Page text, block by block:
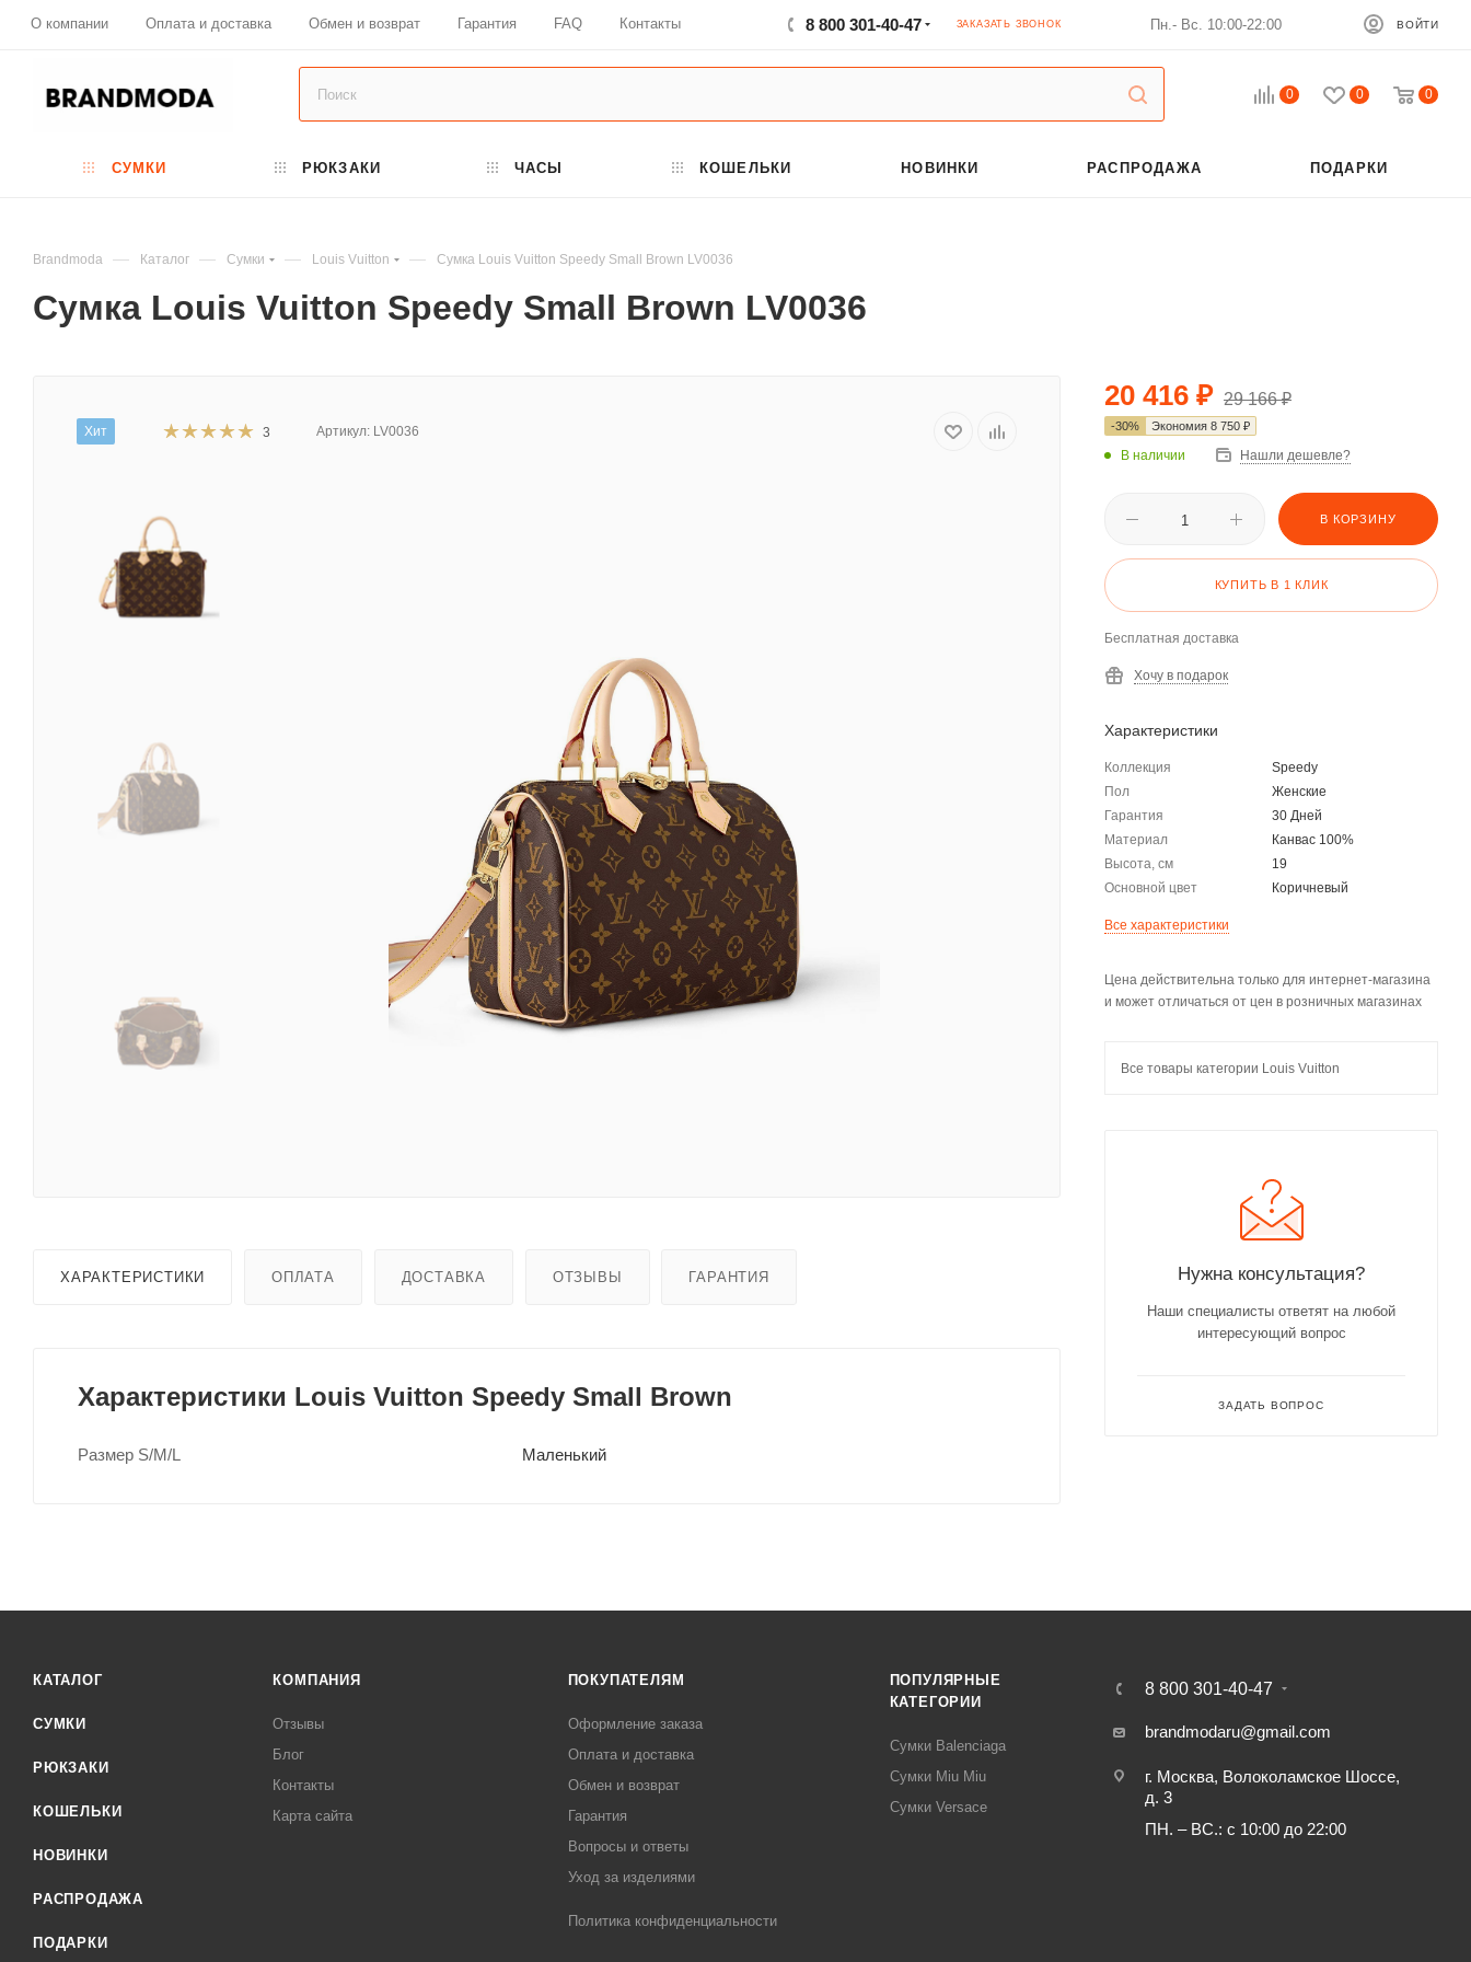
О компании Оплата и доставка Обмен и возврат Гарантия FAQ Контакты 8 800 301-40-47 ЗАКАЗАТЬ ЗВОНОК Пн.- Вс. 10:00-22:00 ВОЙТИ
0 0 0
СУМКИ РЮКЗАКИ ЧАСЫ КОШЕЛЬКИ НОВИНКИ РАСПРОДАЖА ПОДАРКИ
Brandmoda — Каталог — Сумки — Louis Vuitton — Сумка Louis Vuitton Speedy Small Brown LV0036
Сумка Louis Vuitton Speedy Small Brown LV0036
Хит 3 Артикул: LV0036
ХАРАКТЕРИСТИКИ ОПЛАТА ДОСТАВКА ОТЗЫВЫ ГАРАНТИЯ
Характеристики Louis Vuitton Speedy Small Brown
Размер S/M/L Маленький
20 416 ₽ 29 166₽
-30% Экономия 8 750 ₽
В наличии Нашли дешевле?
В КОРЗИНУ
КУПИТЬ В 1 КЛИК
Бесплатная доставка
Хочу в подарок
Характеристики
Коллекция
Speedy
Пол
Женские
Гарантия
30 Дней
Материал
Канвас 100%
Высота, см
19
Основной цвет
Коричневый
Все характеристики
Цена действительна только для интернет-магазина
и может отличаться от цен в розничных магазинах
Все товары категории Louis Vuitton
Нужна консультация?
Наши специалисты ответят на любой
интересующий вопрос
ЗАДАТЬ ВОПРОС
КАТАЛОГ
СУМКИ
РЮКЗАКИ
КОШЕЛЬКИ
НОВИНКИ
РАСПРОДАЖА
ПОДАРКИ
КОМПАНИЯ
Отзывы
Блог
Контакты
Карта сайта
ПОКУПАТЕЛЯМ
Оформление заказа
Оплата и доставка
Обмен и возврат
Гарантия
Вопросы и ответы
Уход за изделиями
Политика конфиденциальности
ПОПУЛЯРНЫЕ
КАТЕГОРИИ
Сумки Balenciaga
Сумки Miu Miu
Сумки Versace
8 800 301-40-47
brandmodaru@gmail.com
г. Москва, Волоколамское Шоссе,
д. 3
ПН. – ВС.: с 10:00 до 22:00